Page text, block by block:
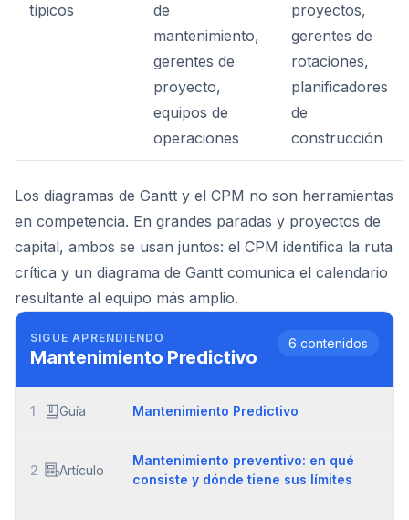
típicos
de
mantenimiento,
gerentes de
proyecto,
equipos de
operaciones
proyectos,
gerentes de
rotaciones,
planificadores
de
construcción
Los diagramas de Gantt y el CPM no son herramientas
en competencia. En grandes paradas y proyectos de
capital, ambos se usan juntos: el CPM identifica la ruta
crítica y un diagrama de Gantt comunica el calendario
resultante al equipo más amplio.
SIGUE APRENDIENDO
Mantenimiento Predictivo
6 contenidos
1 Guía Mantenimiento Predictivo
2 Artículo
Mantenimiento preventivo: en qué
consiste y dónde tiene sus límites